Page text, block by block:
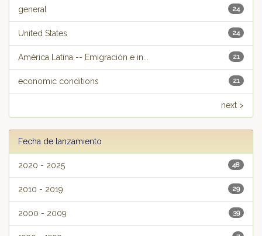
24
general
24
United States
21
América Latina -- Emigración e in...
21
economic conditions
next >
Fecha de lanzamiento
48
2020 - 2025
29
2010 - 2019
39
2000 - 2009